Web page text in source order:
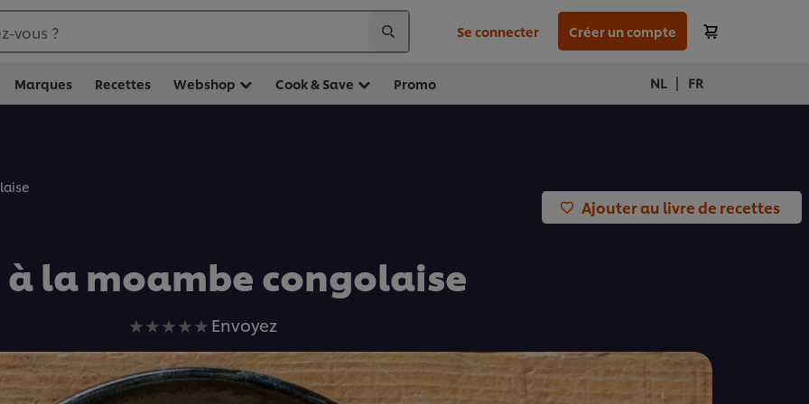
vous ? Se connecter Créer un compte
Marques Recettes Webshop Cook & Save Promo NL | FR
Ajouter au livre de recettes
à la moambe congolaise
Aucune
évaluation
soumise
pour
Envoyez